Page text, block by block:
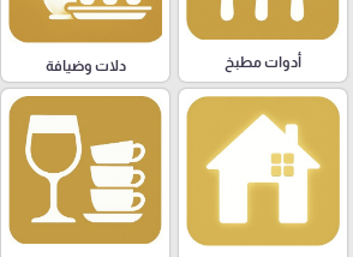
أدوات مطبخ دلات وضيافة